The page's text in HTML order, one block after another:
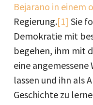
Bejarano in einem
Regierung.[1] Sie
Demokratie mit
begehen, ihm mit
eine
lassen und ihn als
Geschichte zu